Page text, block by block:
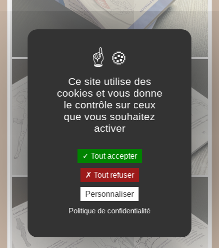
Ce site utilise des
cookies et vous donne
le contrôle sur ceux
que vous souhaitez
activer
Tout accepter
Tout refuser
Personnaliser
Politique de confidentialité